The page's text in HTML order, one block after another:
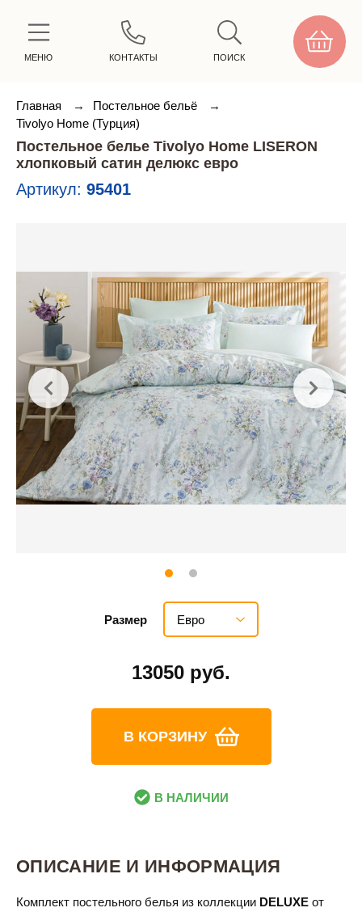
МЕНЮ КОНТАКТЫ ПОИСК
Главная → Постельное бельё
→
Tivolyo Home (Турция)
Постельное белье Tivolyo Home LISERON
хлопковый сатин делюкс евро
Артикул: 95401
Размер Евро
13050 руб.
В КОРЗИНУ
В НАЛИЧИИ
ОПИСАНИЕ И ИНФОРМАЦИЯ
Комплект постельного белья из коллекции DELUXE от